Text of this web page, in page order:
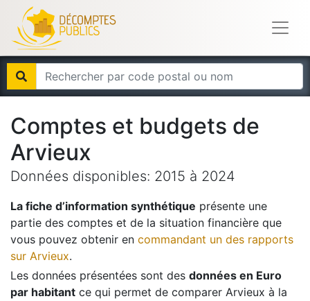
Comptes et budgets de
Arvieux
Données disponibles: 2015 à 2024
La fiche d’information synthétique présente une
partie des comptes et de la situation financière que
vous pouvez obtenir en commandant un des rapports
sur Arvieux.
Les données présentées sont des données en Euro
par habitant ce qui permet de comparer Arvieux à la